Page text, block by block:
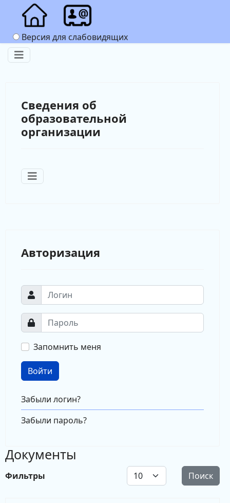
Версия для слабовидящих
Сведения об
образовательной
организации
Авторизация
Запомнить меня
Войти
Забыли логин?
Забыли пароль?
Документы
Фильтры Кол-во строк: Поиск